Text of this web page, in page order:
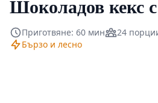
Шоколадов кекс
Приготвяне: 60 мин 24
Бързо и лесно